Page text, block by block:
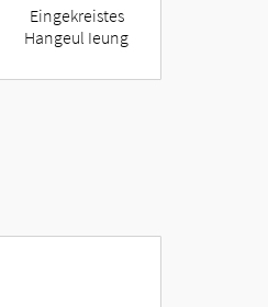
Eingekreistes
Hangeul Ieung